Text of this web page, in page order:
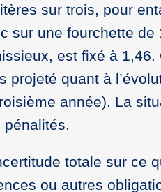
sur trois, pour
sur une fourchette
est fixé à
projeté quant à
année). La
pénalités.
totale sur ce
ou autres